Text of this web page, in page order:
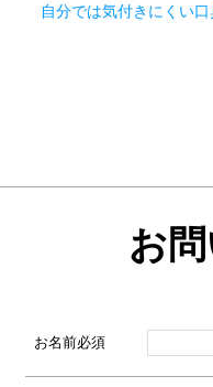
自分では気付きにくい
お
お名前必須